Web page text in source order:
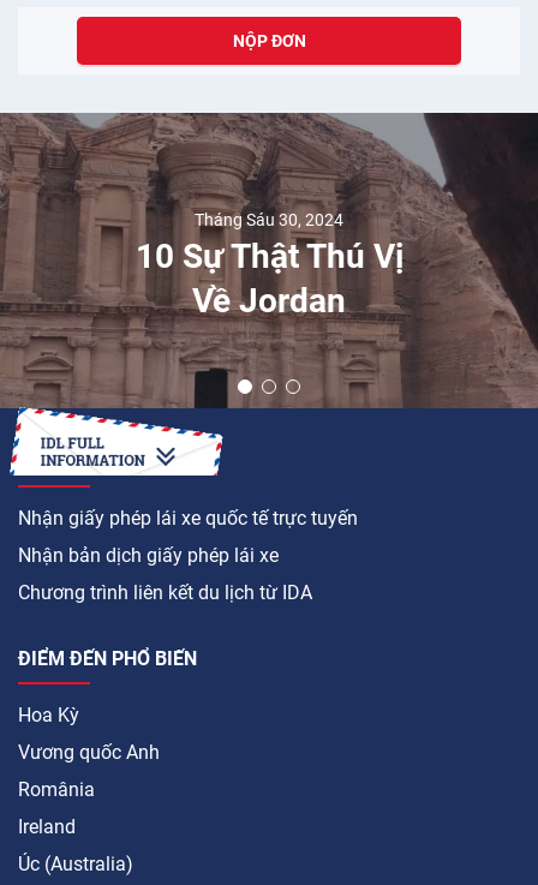
NỘP ĐƠN
Tháng Sáu 30, 2024
10 Sự Thật Thú Vị
Về Jordan
LÀM CÁCH NÀO ĐỂ
Nhận giấy phép lái xe quốc tế trực tuyến
Nhận bản dịch giấy phép lái xe
Chương trình liên kết du lịch từ IDA
ĐIỂM ĐẾN PHỔ BIẾN
Hoa Kỳ
Vương quốc Anh
România
Ireland
Úc (Australia)